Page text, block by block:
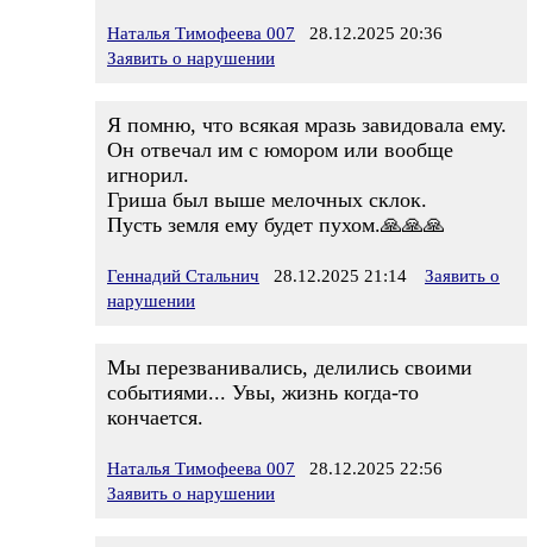
Наталья Тимофеева 007 28.12.2025 20:36
Заявить о нарушении
Я помню, что всякая мразь завидовала ему.
Он отвечал им с юмором или вообще
игнорил.
Гриша был выше мелочных склок.
Пусть земля ему будет пухом.🙏🙏🙏
Геннадий Стальнич 28.12.2025 21:14
Заявить о
нарушении
Мы перезванивались, делились своими
событиями... Увы, жизнь когда-то
кончается.
Наталья Тимофеева 007 28.12.2025 22:56
Заявить о нарушении